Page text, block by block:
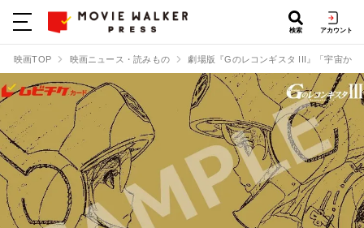
検索 アカウント
映画TOP 映画ニュース・読みもの 劇場版『Gのレコンギスタ III』「宇宙から